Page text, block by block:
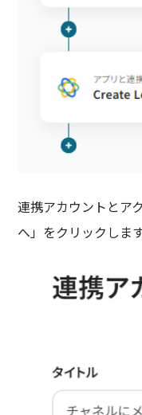
連携アカウントとア
へ」をクリックします